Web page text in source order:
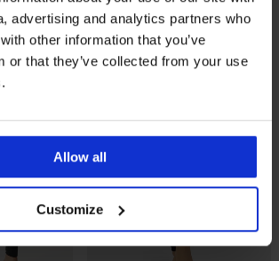
advertising and analytics partners who
other information that you’ve
or that they’ve collected from your use
Allow all
Customize